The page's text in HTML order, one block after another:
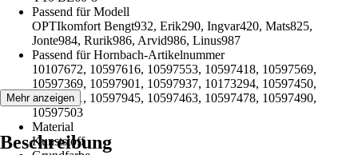
Passend für Modell
OPTIkomfort Bengt932, Erik290, Ingvar420, Mats825,
Jonte984, Rurik986, Arvid986, Linus987
Passend für Hornbach-Artikelnummer
10107672, 10597616, 10597553, 10597418, 10597569,
10597369, 10597901, 10597937, 10173294, 10597450,
10597461, 10597945, 10597463, 10597478, 10597490,
10597503
Material
Kunststoff
Mehr anzeigen
Beschreibung